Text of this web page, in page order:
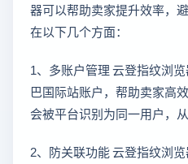
器可以帮助卖家提升效率，
在以下几个方面：
1、多账户管理 云登指纹浏
巴国际站账户，帮助卖家高
会被平台识别为同一用户，
2、防关联功能 云登指纹浏